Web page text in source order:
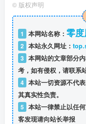
© 版权声明
1 本网站名称： 零
2 本站永久网址：
3 本网站的文章部分
考，如有侵权，请联系
4 本站一切资源不代
其真实性负责。
5 本站一律禁止以任
客发现请向站长举报